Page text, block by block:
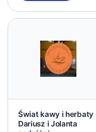
Świat kawy i herbaty
Dariusz i Jolanta